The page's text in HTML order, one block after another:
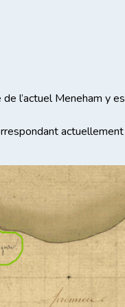
l’actuel Meneham y
actuellement